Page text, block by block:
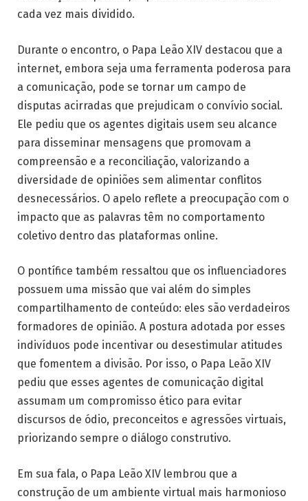
cada vez mais dividido.
Durante o encontro, o Papa Leão XIV destacou que a
internet, embora seja uma ferramenta poderosa para
a comunicação, pode se tornar um campo de
disputas acirradas que prejudicam o convívio social.
Ele pediu que os agentes digitais usem seu alcance
para disseminar mensagens que promovam a
compreensão e a reconciliação, valorizando a
diversidade de opiniões sem alimentar conflitos
desnecessários. O apelo reflete a preocupação com o
impacto que as palavras têm no comportamento
coletivo dentro das plataformas online.
O pontífice também ressaltou que os influenciadores
possuem uma missão que vai além do simples
compartilhamento de conteúdo: eles são verdadeiros
formadores de opinião. A postura adotada por esses
indivíduos pode incentivar ou desestimular atitudes
que fomentem a divisão. Por isso, o Papa Leão XIV
pediu que esses agentes de comunicação digital
assumam um compromisso ético para evitar
discursos de ódio, preconceitos e agressões virtuais,
priorizando sempre o diálogo construtivo.
Em sua fala, o Papa Leão XIV lembrou que a
construção de um ambiente virtual mais harmonioso